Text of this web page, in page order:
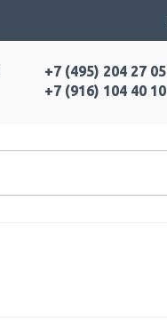
+7 (495) 204 27 05
+7 (916) 104 40 10